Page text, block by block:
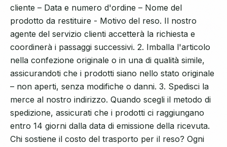
cliente – Data e numero d'ordine – Nome del
prodotto da restituire - Motivo del reso. Il nostro
agente del servizio clienti accetterà la richiesta e
coordinerà i passaggi successivi. 2. Imballa l'articolo
nella confezione originale o in una di qualità simile,
assicurandoti che i prodotti siano nello stato originale
– non aperti, senza modifiche o danni. 3. Spedisci la
merce al nostro indirizzo. Quando scegli il metodo di
spedizione, assicurati che i prodotti ci raggiungano
entro 14 giorni dalla data di emissione della ricevuta.
Chi sostiene il costo del trasporto per il reso? Ogni